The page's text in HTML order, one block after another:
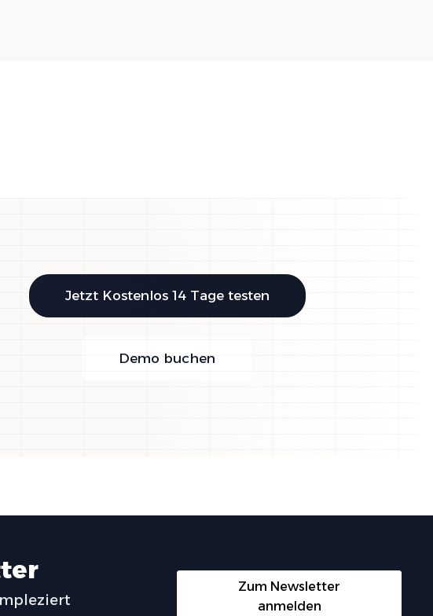
Jetzt Kostenlos 14 Tage testen
Demo buchen
Zum Newsletter
anmelden